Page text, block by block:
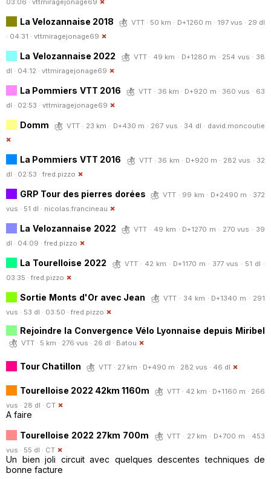
03:06 · vttmiragejonage69
La Velozannaise 2018
VTT · 50 km · D+1260 m · 197 vus · 29 dl
· 04:31 · vttmiragejonage69
La Velozannaise 2022
VTT · 49 km · D+1280 m · 254 vus · 38
dl · 04:12 · vttmiragejonage69
La Pommiers VTT 2016
VTT · 36 km · D+920 m · 360 vus · 63
dl · 02:53 · vttmiragejonage69
Domm VTT · 23 km · D+430 m · 267 vus · 34 dl · david.moncoutie
La Pommiers VTT 2016
VTT · 36 km · D+920 m · 282 vus · 32
dl · 02:53 · fred.pizzo
GRP Tour des pierres dorées
VTT · 99 km · D+2490 m · 372
vus · 51 dl · nicolas.francineau
La Velozannaise 2022
VTT · 49 km · D+1270 m · 270 vus · 39
dl · 04:09 · fred.pizzo
La Tourelloise 2022
VTT · 42 km · D+1170 m · 377 vus · 51 dl ·
03:35 · fred.pizzo
Sortie Monts d'Or avec Jean
VTT · 34 km · D+1340 m · 291
vus · 53 dl · 03:50 · fred.pizzo
Rejoindre la Convergence Vélo Lyonnaise depuis Miribel
VTT · 5 km · 276 vus · 26 dl · Batou
Tour Chatillon VTT · 27 km · D+490 m · 282 vus · 46 dl
Tourelloise 2022 42km 1160m
VTT · 42 km · D+1160 m · 266
vus · 28 dl · CT
A faire
Tourelloise 2022 27km 700m
VTT · 27 km · D+700 m · 453
vus · 55 dl · CT
Un bien joli circuit avec quelques descentes techniques de
bonne facture